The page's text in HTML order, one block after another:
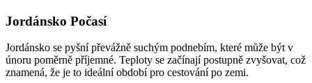
Jordánsko Počasí
Jordánsko se pyšní převážně suchým podnebím, které může být v
únoru poměrně příjemné. Teploty se začínají postupně zvyšovat, což
znamená, že je to ideální období pro cestování po zemi.